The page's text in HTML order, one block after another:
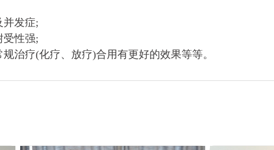
并发症;
受性强;
治疗(化疗、放疗)合用有更好的效果等等。